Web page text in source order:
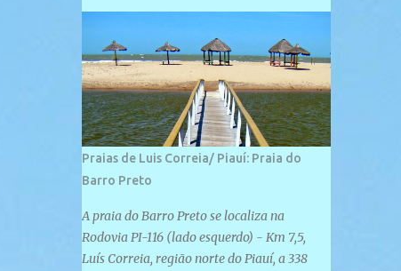
localizada na Rua São José, 98 Barrinha -
Cajueiro da Praia.
Praias de Luis Correia/ Piauí: Praia do
Barro Preto
A praia do Barro Preto se localiza na
Rodovia PI-116 (lado esquerdo) - Km 7,5,
Luís Correia, região norte do Piauí, a 338